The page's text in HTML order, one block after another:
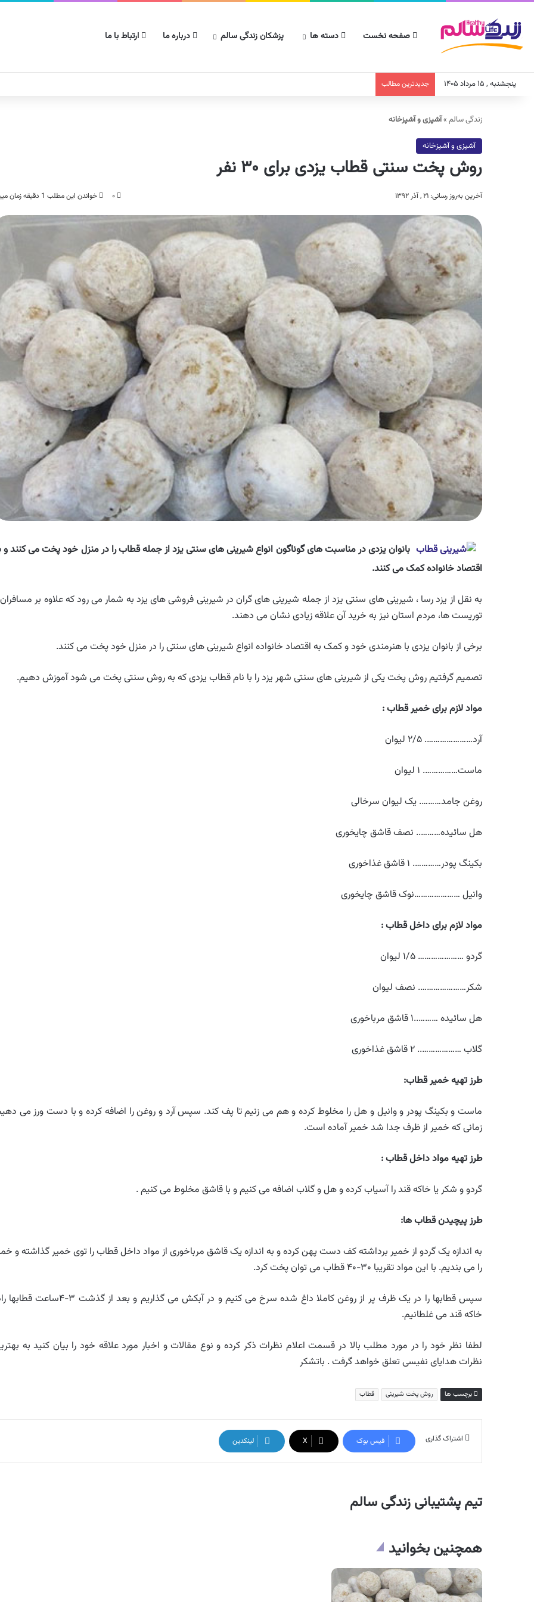
صفحه نخست دسته ها پزشکان زندگی سالم درباره ما ارتباط با ما
پنجشنبه , ۱۵ مرداد ۱۴۰۵ جدیدترین مطالب
زندگی سالم »آشپزی و آشپزخانه
آشپزی و آشپزخانه
روش پخت سنتی قطاب یزدی برای ۳۰ نفر
آخرین به‌روز رسانی: ۲۱ , آذر ۱۳۹۲ ۰ خواندن این مطلب 1 دقیقه زمان میبرد
بانوان یزدی در مناسبت های گوناگون انواع شیرینی های سنتی یزد از جمله قطاب را در منزل خود پخت می کنند و
اقتصاد خانواده کمک می کنند.
به نقل از یزد رسا ، شیرینی های سنتی یزد از جمله شیرینی های گران در شیرینی فروشی های یزد به شمار می رود که علاوه بر
توریست ها، مردم استان نیز به خرید آن علاقه زیادی نشان می دهند.
برخی از بانوان یزدی با هنرمندی خود و کمک به اقتصاد خانواده انواع شیرینی های سنتی را در منزل خود پخت می کنند.
تصمیم گرفتیم روش پخت یکی از شیرینی های سنتی شهر یزد را با نام قطاب یزدی که به روش سنتی پخت می شود آموزش دهیم.
مواد لازم برای خمیر قطاب :
آرد…………………. ۲/۵ لیوان
ماست……………. ۱ لیوان
روغن جامد………. یک لیوان سرخالی
هل سائیده……….. نصف قاشق چایخوری
بکینگ پودر…………. ۱ قاشق غذاخوری
وانیل …………………نوک قاشق چایخوری
مواد لازم برای داخل قطاب :
گردو ………………… ۱/۵ لیوان
شکر…………………. نصف لیوان
هل سائیده ………..۱ قاشق مرباخوری
گلاب ……………….. ۲ قاشق غذاخوری
طرز تهیه خمیر قطاب:
ماست و بکینگ پودر و وانیل و هل را مخلوط کرده و هم می زنیم تا پف کند. سپس آرد و روغن را اضافه کرده و با دست ورز می
زمانی که خمیر از ظرف جدا شد خمیر آماده است.
طرز تهیه مواد داخل قطاب :
گردو و شکر یا خاکه قند را آسیاب کرده و هل و گلاب اضافه می کنیم و با قاشق مخلوط می کنیم .
طرز پیچیدن قطاب ها:
به اندازه یک گردو از خمیر برداشته کف دست پهن کرده و به اندازه یک قاشق مرباخوری از مواد داخل قطاب را توی خمیر گذاشته و
را می بندیم. با این مواد تقریبا ۳۰-۴۰ قطاب می توان پخت کرد.
سپس قطابها را در یک ظرف پر از روغن کاملا داغ شده سرخ می کنیم و در آبکش می گذاریم و بعد از گذشت ۳-
خاکه قند می غلطانیم.
لطفا نظر خود را در مورد مطلب بالا در قسمت اعلام نظرات ذکر کرده و نوع مقالات و اخبار مورد علاقه خود را بیان کنید به
نظرات هدایای نفیسی تعلق خواهد گرفت . باتشکر
برچسب ها روش پخت شیرینی قطاب
اشتراک گذاری فیس بوک X لینکدین
تیم پشتیبانی زندگی سالم
همچنین بخوانید